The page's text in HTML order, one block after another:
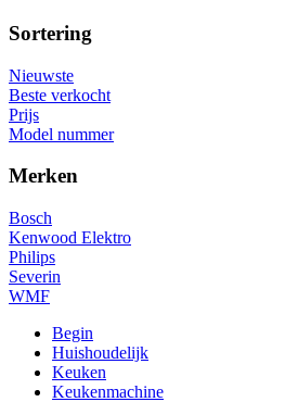
Sortering
Nieuwste
Beste verkocht
Prijs
Model nummer
Merken
Bosch
Kenwood Elektro
Philips
Severin
WMF
Begin
Huishoudelijk
Keuken
Keukenmachine